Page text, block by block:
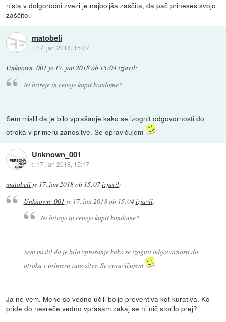
nista v dolgoročni zvezi je najboljša zaščita, da pač prineseš svojo
zaščito.
matobeli
:: 17. jan 2018, 15:07
Unknown_001 je 17. jan 2018 ob 15:04izjavil:
Ni hitreje in ceneje kupit kondome?
Sem mislil da je bilo vprašanje kako se izognit odgovornosti do
otroka v primeru zanositve. Se opravičujem
Unknown_001
:: 17. jan 2018, 15:17
matobeli je 17. jan 2018 ob 15:07izjavil:
Unknown_001 je 17. jan 2018 ob 15:04izjavil:
Ni hitreje in ceneje kupit kondome?
Sem mislil da je bilo vprašanje kako se izognit odgovornosti do
otroka v primeru zanositve. Se opravičujem
Ja ne vem. Mene so vedno učili bolje preventiva kot kurativa. Ko
pride do nesreče vedno vprašam zakaj se ni nič storilo prej?